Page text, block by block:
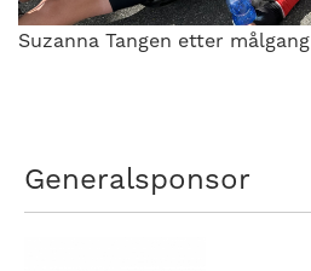
Suzanna Tangen etter målgang
Generalsponsor